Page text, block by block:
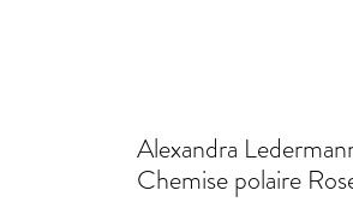
Alexandra
Chemise polaire